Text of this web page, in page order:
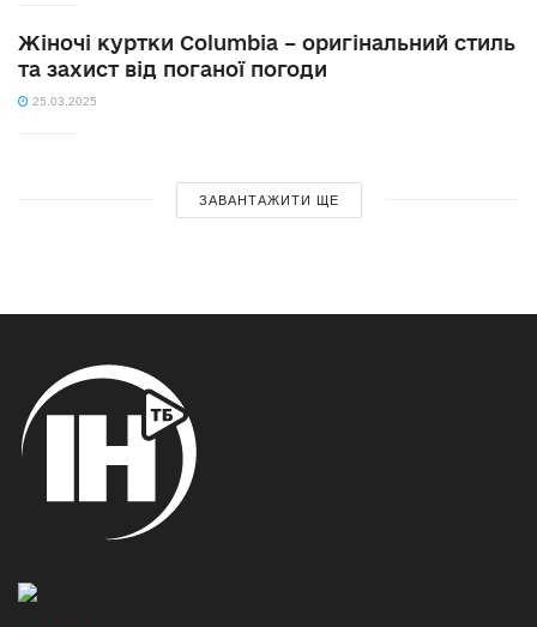
Жіночі куртки Columbia – оригінальний стиль
та захист від поганої погоди
25.03.2025
ЗАВАНТАЖИТИ ЩЕ